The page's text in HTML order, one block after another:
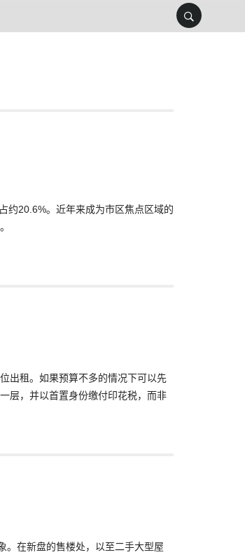
约20.6%。近年来成为市区焦点区域的
出租。如果预算不多的情况下可以先
层，并以首置身份缴付印花税，而非
。在新盘的售楼处，以至二手大型屋